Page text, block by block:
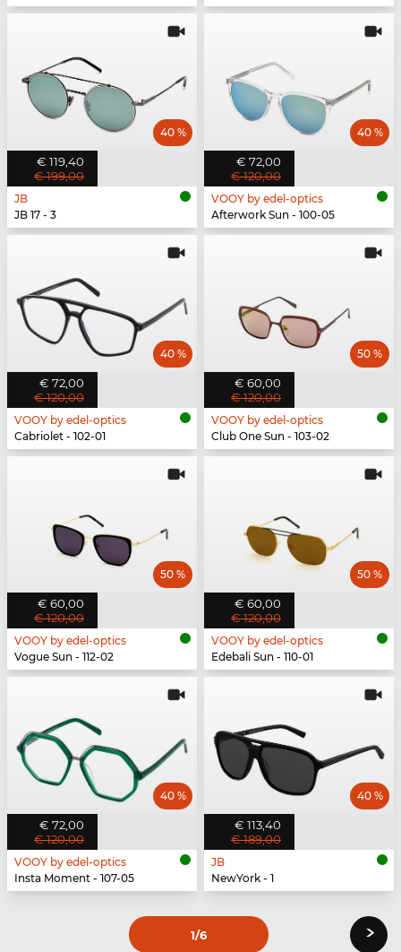
€ 119,40
€ 199,00
40 %
JB
JB 17 - 3
€ 72,00
€ 120,00
40 %
VOOY by edel-optics
Afterwork Sun - 100-05
€ 72,00
€ 120,00
40 %
VOOY by edel-optics
Cabriolet - 102-01
€ 60,00
€ 120,00
50 %
VOOY by edel-optics
Club One Sun - 103-02
€ 60,00
€ 120,00
50 %
VOOY by edel-optics
Vogue Sun - 112-02
€ 60,00
€ 120,00
50 %
VOOY by edel-optics
Edebali Sun - 110-01
€ 72,00
€ 120,00
40 %
VOOY by edel-optics
Insta Moment - 107-05
€ 113,40
€ 189,00
40 %
JB
NewYork - 1
1/6 ›